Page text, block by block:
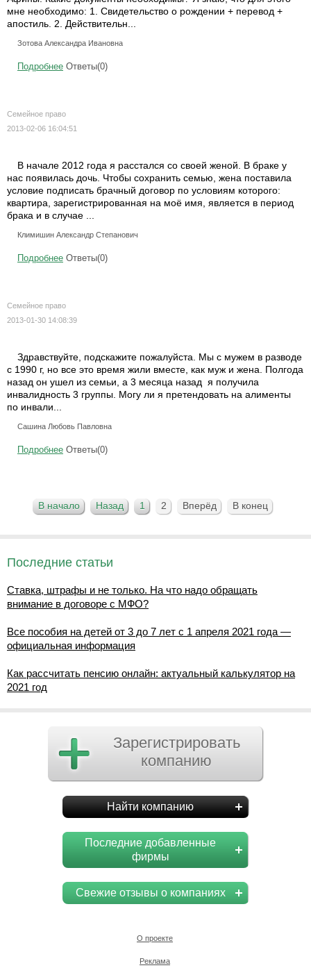
мне необходимо: 1. Свидетельство о рождении + перевод +
апостиль. 2. Действительн...
Зотова Александра Ивановна
Подробнее Ответы(0)
Семейное право
2013-02-06 16:04:51
В начале 2012 года я расстался со своей женой. В браке у
нас появилась дочь. Чтобы сохранить семью, жена поставила
условие подписать брачный договор по условиям которого:
квартира, зарегистрированная на моё имя, является в период
брака и в случае ...
Климишин Александр Степанович
Подробнее Ответы(0)
Семейное право
2013-01-30 14:08:39
Здравствуйте, подскажите пожалуйста. Мы с мужем в разводе
с 1990 г, но все это время жили вместе, как муж и жена. Полгода
назад он ушел из семьи, а 3 месяца назад я получила
инвалидность 3 группы. Могу ли я претендовать на алименты
по инвали...
Сашина Любовь Павловна
Подробнее Ответы(0)
В начало Назад 1 2 Вперёд В конец
Последние статьи
Ставка, штрафы и не только. На что надо обращать
внимание в договоре с МФО?
Все пособия на детей от 3 до 7 лет с 1 апреля 2021 года —
официальная информация
Как рассчитать пенсию онлайн: актуальный калькулятор на
2021 год
Зарегистрировать
компанию
Найти компанию
Последние добавленные
фирмы
Свежие отзывы о компаниях
О проекте
Реклама